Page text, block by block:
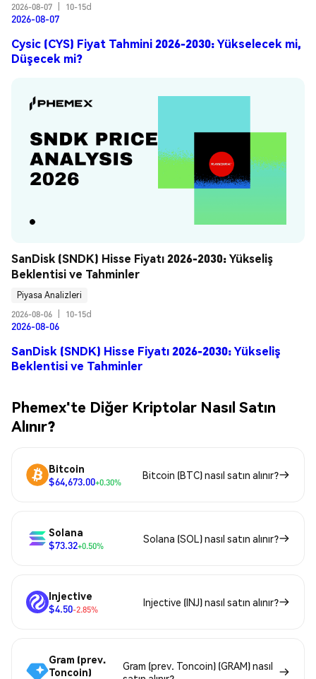
2026-08-07
10-15d
2026-08-07
Cysic (CYS) Fiyat Tahmini 2026-2030: Yükselecek mi,
Düşecek mi?
SanDisk (SNDK) Hisse Fiyatı 2026-2030: Yükseliş
Beklentisi ve Tahminler
Piyasa Analizleri
2026-08-06
10-15d
2026-08-06
SanDisk (SNDK) Hisse Fiyatı 2026-2030: Yükseliş
Beklentisi ve Tahminler
Phemex'te Diğer Kriptolar Nasıl Satın
Alınır?
Bitcoin
$64,673.00+0.30%
Bitcoin (BTC) nasıl satın alınır?
Solana
$73.32+0.50%
Solana (SOL) nasıl satın alınır?
Injective
$4.50-2.85%
Injective (INJ) nasıl satın alınır?
Gram (prev.
Toncoin)
Gram (prev. Toncoin) (GRAM) nasıl